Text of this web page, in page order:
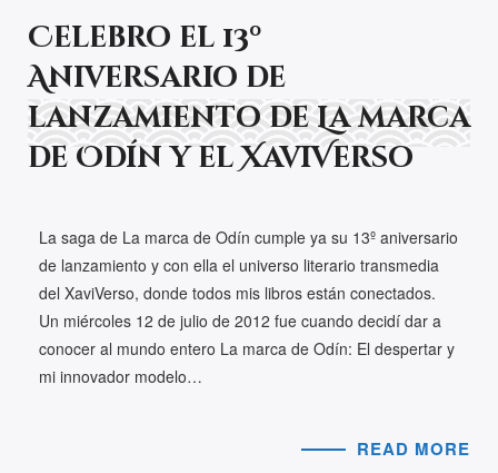
Celebro el 13º
Aniversario de
lanzamiento de La marca
de Odín y el XaviVerso
La saga de La marca de Odín cumple ya su 13º aniversario
de lanzamiento y con ella el universo literario transmedia
del XaviVerso, donde todos mis libros están conectados.
Un miércoles 12 de julio de 2012 fue cuando decidí dar a
conocer al mundo entero La marca de Odín: El despertar y
mi innovador modelo…
READ MORE